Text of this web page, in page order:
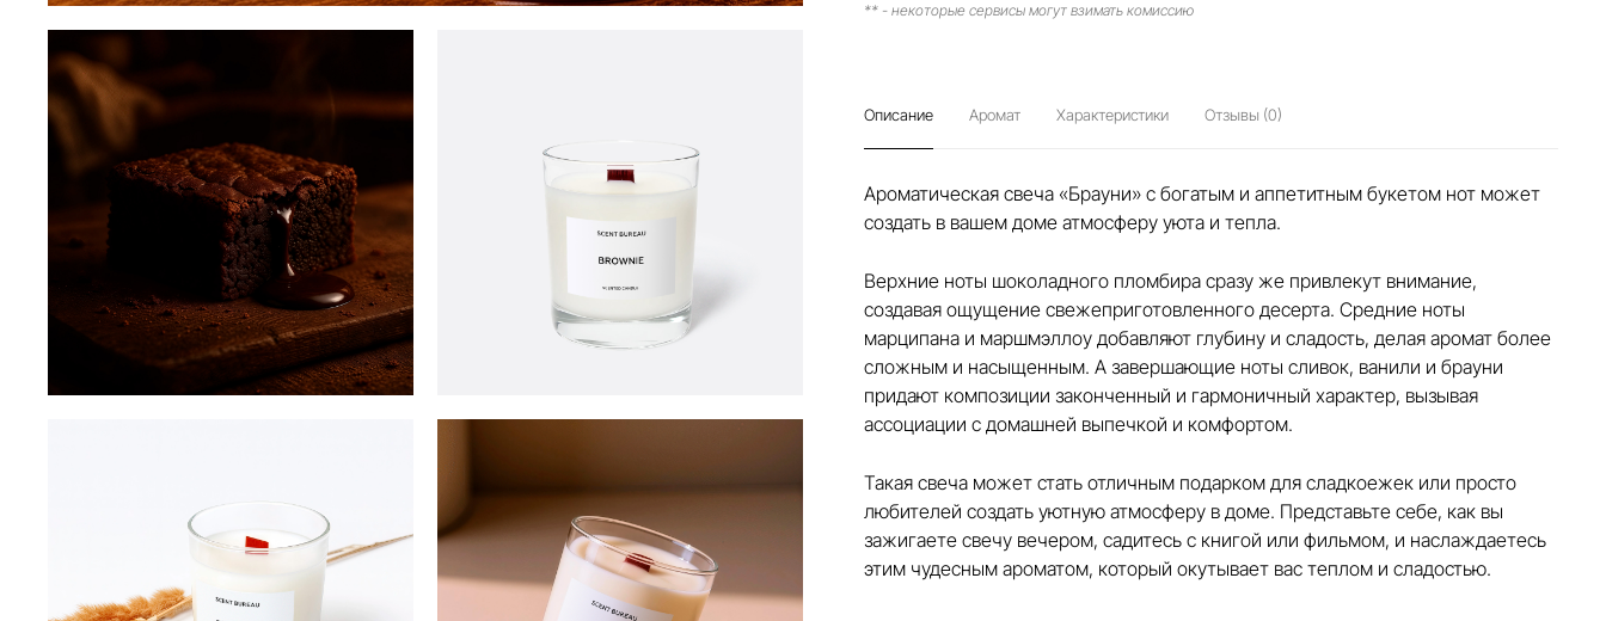
** - некоторые сервисы могут взимать комиссию
Описание Аромат Характеристики Отзывы (0)
Ароматическая свеча «Брауни» с богатым и аппетитным букетом нот может
создать в вашем доме атмосферу уюта и тепла.
Верхние ноты шоколадного пломбира сразу же привлекут внимание,
создавая ощущение свежеприготовленного десерта. Средние ноты
марципана и маршмэллоу добавляют глубину и сладость, делая аромат более
сложным и насыщенным. А завершающие ноты сливок, ванили и брауни
придают композиции законченный и гармоничный характер, вызывая
ассоциации с домашней выпечкой и комфортом.
Такая свеча может стать отличным подарком для сладкоежек или просто
любителей создать уютную атмосферу в доме. Представьте себе, как вы
зажигаете свечу вечером, садитесь с книгой или фильмом, и наслаждаетесь
этим чудесным ароматом, который окутывает вас теплом и сладостью.